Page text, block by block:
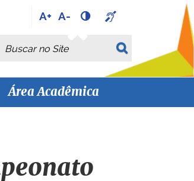
A+ A-
Busca
Busca Avançada…
Área Acadêmica